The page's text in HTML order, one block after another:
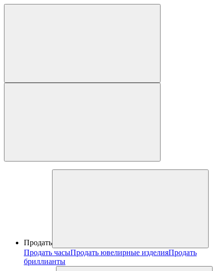
Продать
Продать часыПродать ювелирные изделияПродать
бриллианты